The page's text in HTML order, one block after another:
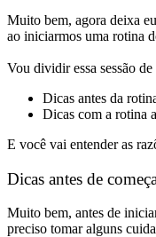
Muito bem, agora deixa
ao iniciarmos uma rotina
Vou dividir essa sessão
Dicas antes da
Dicas com a rotina
E você vai entender as
Dicas antes de
Muito bem, antes de
preciso tomar alguns